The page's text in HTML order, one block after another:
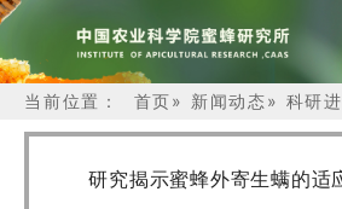
当前位置： 首页» 新闻动态» 科研
研究揭示蜜蜂外寄生螨的适